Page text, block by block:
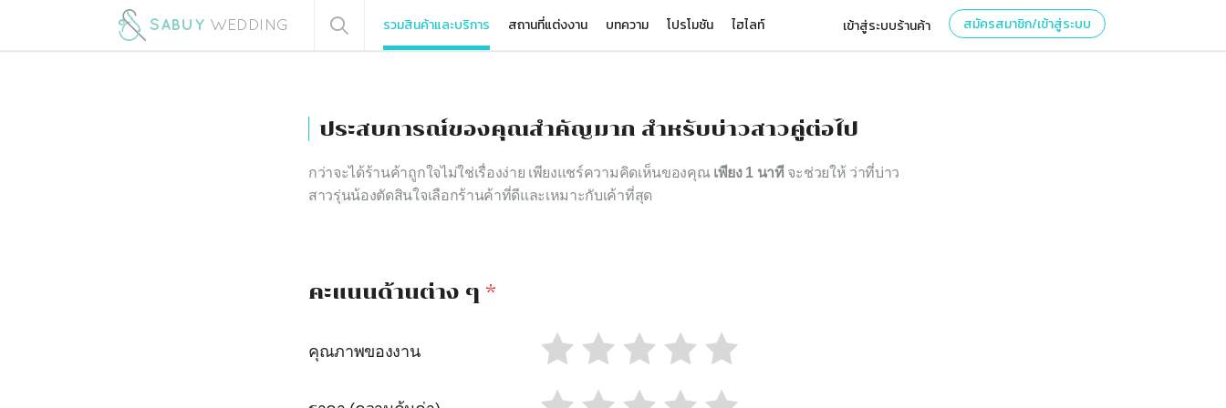
รวมสินค้าและบริการ สถานที่แต่งงาน บทความ โปรโมชัน ไฮไลท์ เข้าสู่ระบบร้านค้า สมัครสมาชิก/เข้าสู่ระบบ
ประสบการณ์ของคุณสำคัญมาก สำหรับบ่าวสาวคู่ต่อไป
กว่าจะได้ร้านค้าถูกใจไม่ใช่เรื่องง่าย เพียงแชร์ความคิดเห็นของคุณ เพียง 1 นาที จะช่วยให้ ว่าที่บ่าว
สาวรุ่นน้องตัดสินใจเลือกร้านค้าที่ดีและเหมาะกับเค้าที่สุด
คะแนนด้านต่าง ๆ *
คุณภาพของงาน